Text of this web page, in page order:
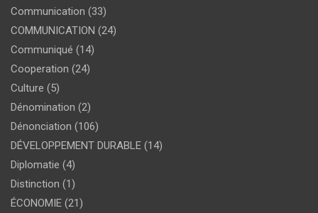
Communication (33)
COMMUNICATION (24)
Communiqué (14)
Cooperation (24)
Culture (5)
Dénomination (2)
Dénonciation (106)
DÉVELOPPEMENT DURABLE (14)
Diplomatie (4)
Distinction (1)
ÉCONOMIE (21)